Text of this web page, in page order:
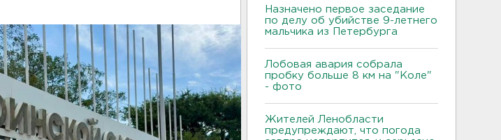
Назначено первое заседание
по делу об убийстве 9-летнего
мальчика из Петербурга
Лобовая авария собрала
пробку больше 8 км на "Коле"
- фото
Жителей Ленобласти
предупреждают, что погода